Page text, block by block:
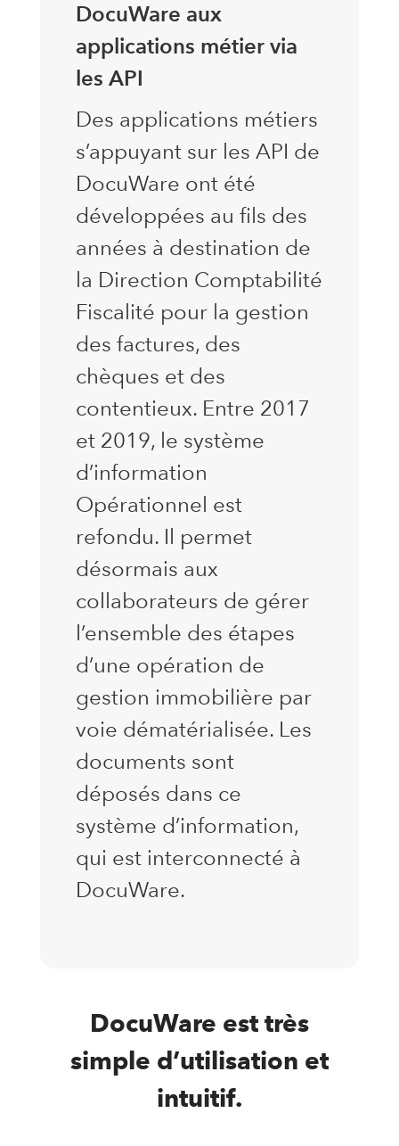
DocuWare aux
applications métier via
les API
Des applications métiers
s’appuyant sur les API de
DocuWare ont été
développées au fils des
années à destination de
la Direction Comptabilité
Fiscalité pour la gestion
des factures, des
chèques et des
contentieux. Entre 2017
et 2019, le système
d’information
Opérationnel est
refondu. Il permet
désormais aux
collaborateurs de gérer
l’ensemble des étapes
d’une opération de
gestion immobilière par
voie dématérialisée. Les
documents sont
déposés dans ce
système d’information,
qui est interconnecté à
DocuWare.
DocuWare est très
simple d’utilisation et
intuitif.